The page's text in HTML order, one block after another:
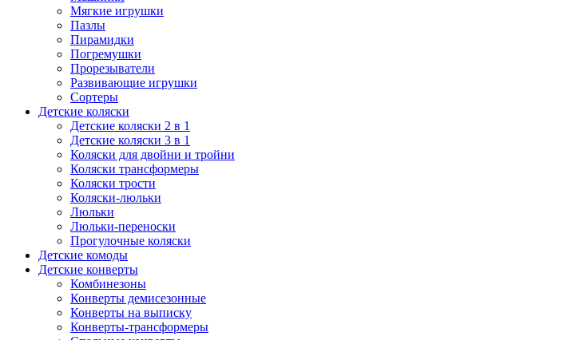
Мягкие игрушки
Пазлы
Пирамидки
Погремушки
Прорезыватели
Развивающие игрушки
Сортеры
Детские коляски
Детские коляски 2 в 1
Детские коляски 3 в 1
Коляски для двойни и тройни
Коляски трансформеры
Коляски трости
Коляски-люльки
Люльки
Люльки-переноски
Прогулочные коляски
Детские комоды
Детские конверты
Комбинезоны
Конверты демисезонные
Конверты на выписку
Конверты-трансформеры